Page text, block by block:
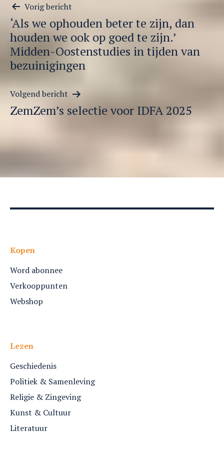
Berichtnavigatie
Vorig bericht
‘Als we ophouden beter te zijn, dan
houden we ook op goed te zijn.’
Midden-Oostenstudies in tijden van
bezuinigingen
Volgend bericht
ZemZem’s selectie voor IDFA 2025
Kopen
Word abonnee
Verkooppunten
Webshop
Lezen
Geschiedenis
Politiek & Samenleving
Religie & Zingeving
Kunst & Cultuur
Literatuur